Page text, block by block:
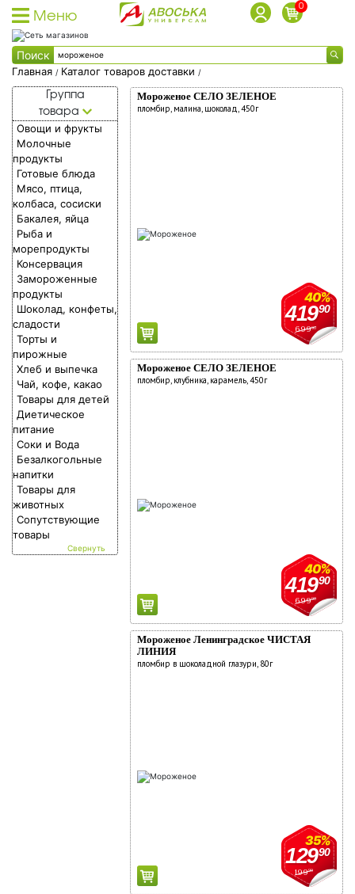
Меню
0
Пожалуйста,
укажите
Квартира/
подъезд/
домофон/
комментарии:
Сохранить
Каталог товаров
Каталог товаров доставки
Каталог акционных товаров
Собственная торговая марка
Собственное производство
Акции
Фишки на скидки
Социальные карты
О доставке
Дисконтные карты
Вход в личный кабинет
Регистрация дисконтной карты
Условия использования фишек
Адреса магазинов
О компании
Новости
Адреса магазинов
Работа
Аренда
Поставщикам
Реклама у нас
Поиск
Главная / Каталог товаров доставки /
Группа
товара
Овощи и фрукты
Молочные
продукты
Готовые блюда
Мясо, птица,
колбаса, сосиски
Бакалея, яйца
Рыба и
морепродукты
Консервация
Замороженные
продукты
Шоколад, конфеты,
сладости
Торты и
пирожные
Хлеб и выпечка
Чай, кофе, какао
Товары для детей
Диетическое
питание
Соки и Вода
Безалкогольные
напитки
Товары для
животных
Сопутствующие
товары
Каталог
товаров
доставки
Мороженое СЕЛО ЗЕЛЕНОЕ
пломбир, малина, шоколад, 450г
69990
40%
41990
Мороженое СЕЛО ЗЕЛЕНОЕ
пломбир, клубника, карамель, 450г
69990
40%
41990
Мороженое Ленинградское ЧИСТАЯ
ЛИНИЯ
пломбир в шоколадной глазури, 80г
19990
35%
12990